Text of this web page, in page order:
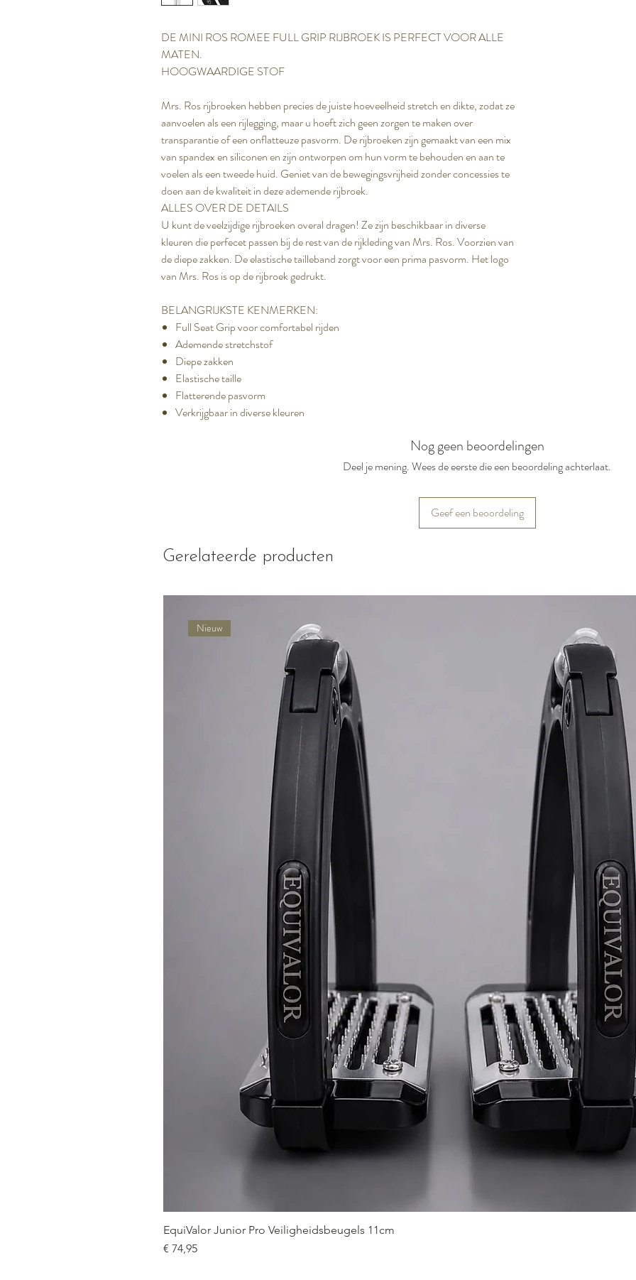
DE MINI ROS ROMEE FULL GRIP RIJBROEK IS PERFECT VOOR ALLE
MATEN.
HOOGWAARDIGE STOF
Mrs. Ros rijbroeken hebben precies de juiste hoeveelheid stretch en dikte, zodat ze
aanvoelen als een rijlegging, maar u hoeft zich geen zorgen te maken over
transparantie of een onflatteuze pasvorm. De rijbroeken zijn gemaakt van een mix
van spandex en siliconen en zijn ontworpen om hun vorm te behouden en aan te
voelen als een tweede huid. Geniet van de bewegingsvrijheid zonder concessies te
doen aan de kwaliteit in deze ademende rijbroek.
ALLES OVER DE DETAILS
U kunt de veelzijdige rijbroeken overal dragen! Ze zijn beschikbaar in diverse
kleuren die perfecet passen bij de rest van de rijkleding van Mrs. Ros. Voorzien van
de diepe zakken. De elastische tailleband zorgt voor een prima pasvorm. Het logo
van Mrs. Ros is op de rijbroek gedrukt.
BELANGRIJKSTE KENMERKEN:
Full Seat Grip voor comfortabel rijden
Ademende stretchstof
Diepe zakken
Elastische taille
Flatterende pasvorm
Verkrijgbaar in diverse kleuren
Nog geen beoordelingen
Deel je mening. Wees de eerste die een beoordeling achterlaat.
Geef een beoordeling
Gerelateerde producten
Nieuw
EquiValor Junior Pro Veiligheidsbeugels 11cm
Prijs
€ 74,95